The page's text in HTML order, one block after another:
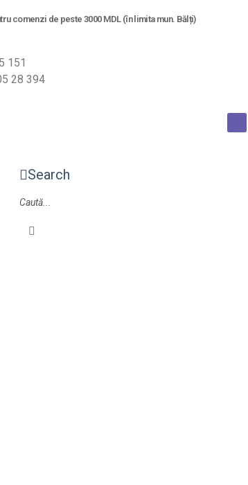
comenzi de peste 3000 MDL (în limita mun. Bălți)
151
28 394
Search